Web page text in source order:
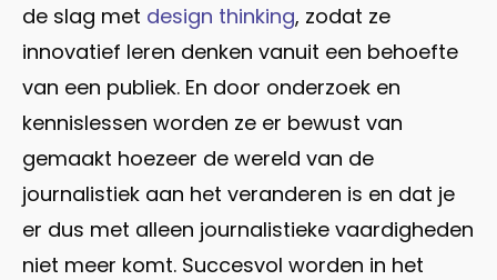
de slag met design thinking, zodat ze
innovatief leren denken vanuit een behoefte
van een publiek. En door onderzoek en
kennislessen worden ze er bewust van
gemaakt hoezeer de wereld van de
journalistiek aan het veranderen is en dat je
er dus met alleen journalistieke vaardigheden
niet meer komt. Succesvol worden in het